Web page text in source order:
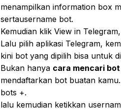
menampilkan information box
sertausername bot.
Kemudian klik View in
Lalu pilih aplikasi Telegram,
kini bot yang dipilih bisa untuk
Bukan hanya cara mencari
mendaftarkan bot buatan
bots +.
lalu kemudian ketikkan